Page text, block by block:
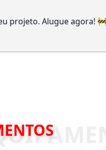
projeto. Alugue agora!